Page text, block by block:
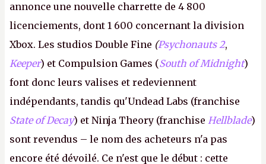
annonce une nouvelle charrette de 4 800
licenciements, dont 1 600 concernant la division
Xbox. Les studios Double Fine (Psychonauts 2,
Keeper) et Compulsion Games (South of Midnight)
font donc leurs valises et redeviennent
indépendants, tandis qu'Undead Labs (franchise
State of Decay) et Ninja Theory (franchise Hellblade)
sont revendus – le nom des acheteurs n'a pas
encore été dévoilé. Ce n'est que le début : cette